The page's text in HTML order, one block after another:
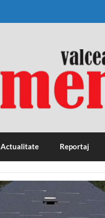
Actualitate Reportaj